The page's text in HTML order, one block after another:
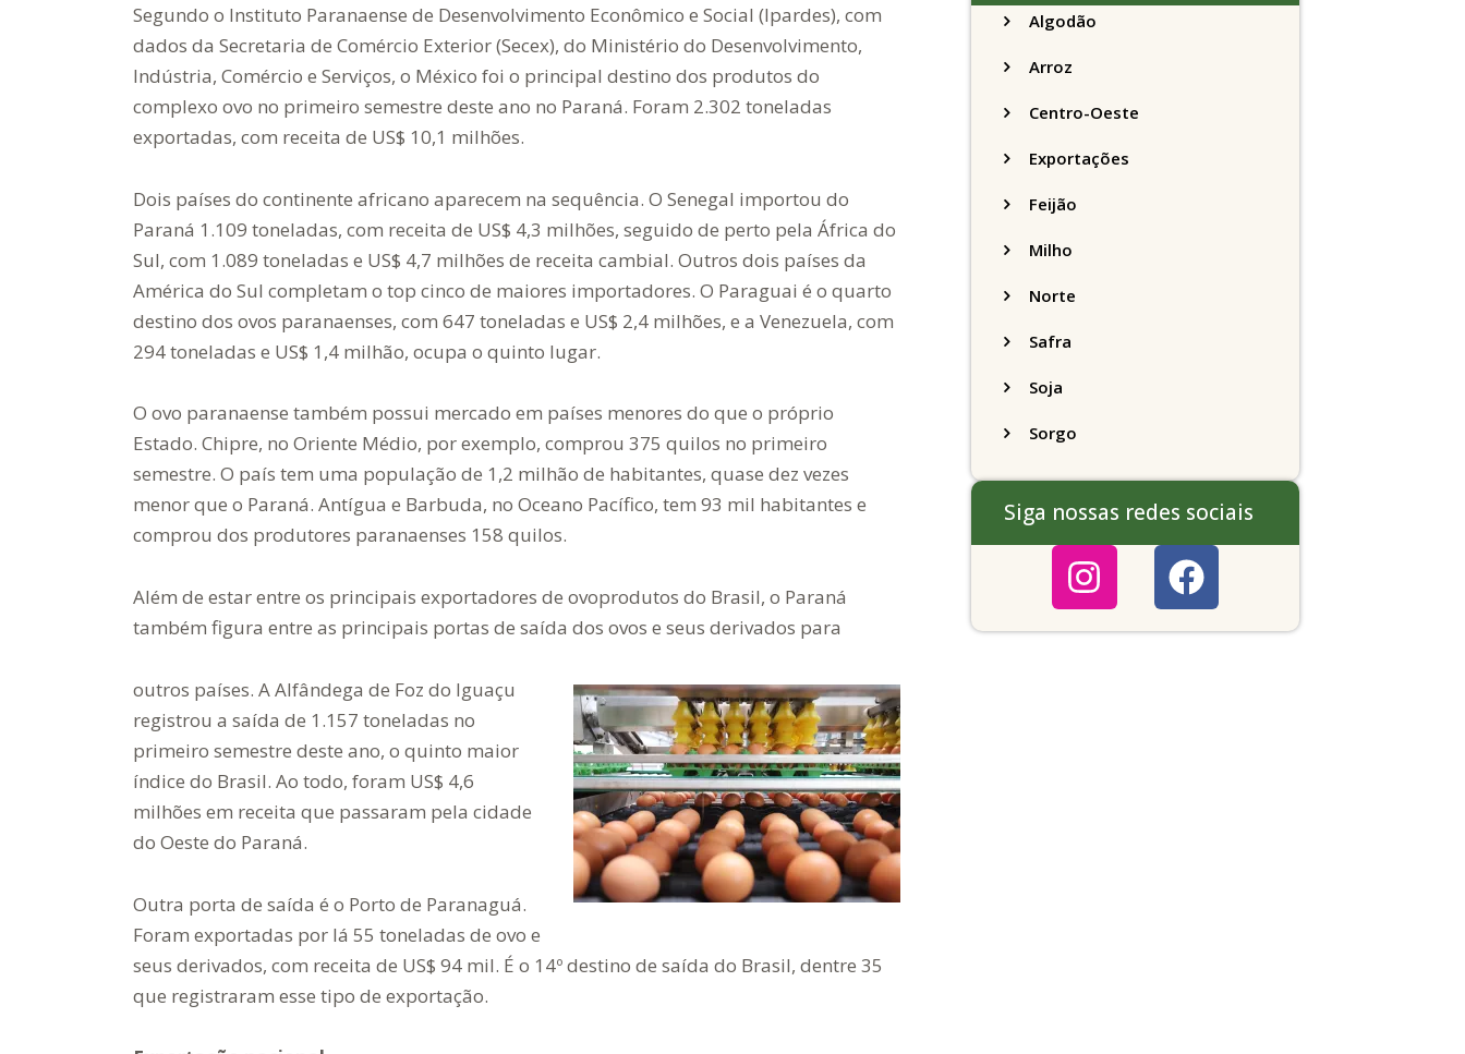
Segundo o Instituto Paranaense de Desenvolvimento Econômico e Social (Ipardes), com
dados da Secretaria de Comércio Exterior (Secex), do Ministério do Desenvolvimento,
Indústria, Comércio e Serviços, o México foi o principal destino dos produtos do
complexo ovo no primeiro semestre deste ano no Paraná. Foram 2.302 toneladas
exportadas, com receita de US$ 10,1 milhões.
Dois países do continente africano aparecem na sequência. O Senegal importou do
Paraná 1.109 toneladas, com receita de US$ 4,3 milhões, seguido de perto pela África do
Sul, com 1.089 toneladas e US$ 4,7 milhões de receita cambial. Outros dois países da
América do Sul completam o top cinco de maiores importadores. O Paraguai é o quarto
destino dos ovos paranaenses, com 647 toneladas e US$ 2,4 milhões, e a Venezuela, com
294 toneladas e US$ 1,4 milhão, ocupa o quinto lugar.
O ovo paranaense também possui mercado em países menores do que o próprio
Estado. Chipre, no Oriente Médio, por exemplo, comprou 375 quilos no primeiro
semestre. O país tem uma população de 1,2 milhão de habitantes, quase dez vezes
menor que o Paraná. Antígua e Barbuda, no Oceano Pacífico, tem 93 mil habitantes e
comprou dos produtores paranaenses 158 quilos.
Além de estar entre os principais exportadores de ovoprodutos do Brasil, o Paraná
também figura entre as principais portas de saída dos ovos e seus derivados para
outros países. A Alfândega de Foz do Iguaçu
registrou a saída de 1.157 toneladas no
primeiro semestre deste ano, o quinto maior
índice do Brasil. Ao todo, foram US$ 4,6
milhões em receita que passaram pela cidade
do Oeste do Paraná.
Outra porta de saída é o Porto de Paranaguá.
Foram exportadas por lá 55 toneladas de ovo e
seus derivados, com receita de US$ 94 mil. É o 14º destino de saída do Brasil, dentre 35
que registraram esse tipo de exportação.
Algodão
Arroz
Centro-Oeste
Exportações
Feijão
Milho
Norte
Safra
Soja
Sorgo
Siga nossas redes sociais